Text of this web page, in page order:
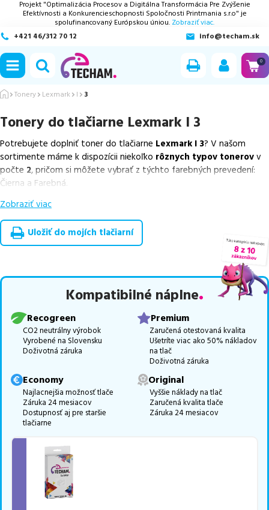
Projekt "Optimalizácia Procesov a Digitálna Transformácia Pre Zvýšenie
Efektívnosti a Konkurencieschopnosti Spoločnosti Printmania s.r.o" je
spolufinancovaný Európskou úniou. Zobraziť viac.
+421 46/312 70 12
info@techam.sk
0
Tonery Lexmark I 3
Tonery do tlačiarne Lexmark I 3
Potrebujete doplniť toner do tlačiarne Lexmark I 3? V našom
sortimente máme k dispozícii niekoľko rôznych typov tonerovv
počte 2, pričom si môžete vybrať z týchto farebných prevedení:
Čierna a Farebná.
Z uvedeného množstva dostupných náplní
výhodnejšie alternatívy, ktoré plne zachovávajú kvalitu tlače
Súčasťou tejto ponuky súoverené náhrady v rôznych triedach
medzi ktoré patríšpičková trieda PREMIUM
ks.
Celá táto certifikovaná ponuka, spĺňajúca normy ISO 9001 a 14001,
zaručuje bezproblémovú tlač.Najlacnejší produktu nás nájdete
Vieme, že pri nákupe zohráva dôležitú úlohu aj dostupnosť. Preto
sa snažímepravidelne naskladňovať produkty, aby boli ihneď k
dispozícii na odoslanie.Aktuálne máme k tejto tlačiarniv
ponuke 2 ks tonerov.
Ak si pri výbere nie ste istí, ktoré riešenie je pre vaše potreby
najvhodnejšie, alebo máte akékoľvek ďalšie otázky, môžete sa na
nás kedykoľvek obrátiť e-mailom alebo telefonicky. Sme tu, aby
sme vám pomohli vybrať to najlepšie riešenie.
Zobraziť viac
Uložiť do mojích tlačiarní
Kompatibilné náplne
Recogreen
CO2 neutrálny výrobok
Vyrobené na Slovensku
Doživotná záruka
Premium
Zaručená otestovaná kvalita
Ušetríte viac ako 50% nákladov
na tlač
Doživotná záruka
Economy
Najlacnejšia možnosť tlače
Záruka 24 mesiacov
Dostupnosť aj pre staršie
tlačiarne
Original
Vyššie náklady na tlač
Zaručená kvalita tlače
Záruka 24 mesiacov